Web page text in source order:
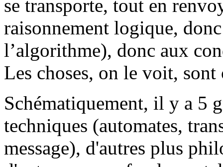
se transporte, tout en
raisonnement logique,
l’algorithme), donc aux
Les choses, on le voit, sont
Schématiquement, il y a 5
techniques (automates,
message), d'autres plus